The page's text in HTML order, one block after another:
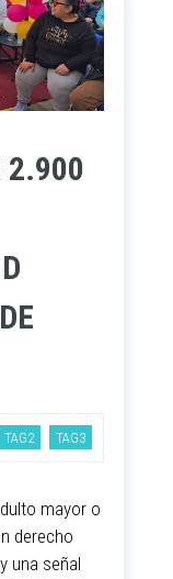
2.900
TAG2 TAG3
mayor o
derecho
una señal